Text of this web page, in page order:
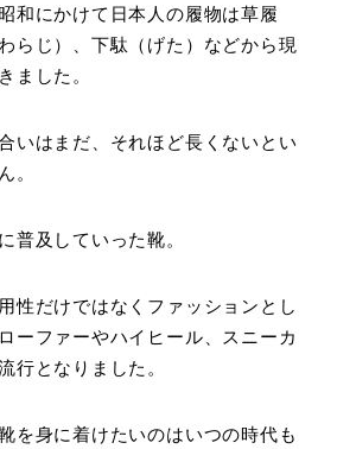
和にかけて日本人の履物は草履
らじ）、下駄（げた）などから現
ました。
いはまだ、それほど長くないとい
。
普及していった靴。
性だけではなくファッションとし
ーファーやハイヒール、スニーカ
行となりました。
を身に着けたいのはいつの時代も